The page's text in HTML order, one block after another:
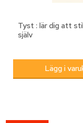
Tyst : lär dig att
själv